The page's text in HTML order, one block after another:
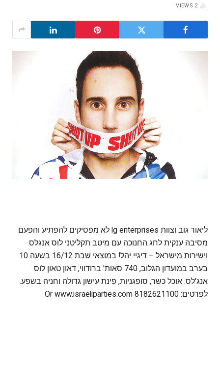
2
VIEWS
ליאור גוב וצוות lg enterprises לא מפסיקים להפתיע והפעם
מסיבה ענקית לחג החנוכה עם מיטב תקליטני לוס אנגלס
וישירות מישראל – דיגיי יהל! במוצאי שבת 16/12 בשעה 10
בערב במועדון הגלוב, 740 סאות' ברודווי, דאון טאון לוס
אנג'לס. אוכל כשר, סופגניות, פינת עישון גדולה וחניה בשפע.
לפרטים: 8182621100 Or www.israeliparties.com